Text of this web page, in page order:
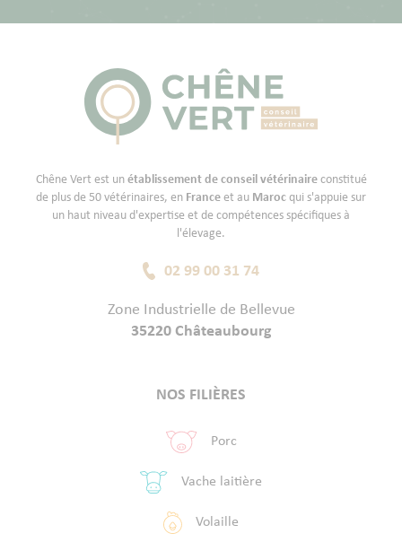
Chêne Vert est un établissement de conseil vétérinaireconstitué
de plus de 50 vétérinaires, en France et au Maroc qui s'appuie sur
un haut niveau d'expertise et de compétences spécifiques à
l'élevage.
02 99 00 31 74
Zone Industrielle de Bellevue
35220 Châteaubourg
NOS FILIÈRES
Porc
Vache laitière
Volaille